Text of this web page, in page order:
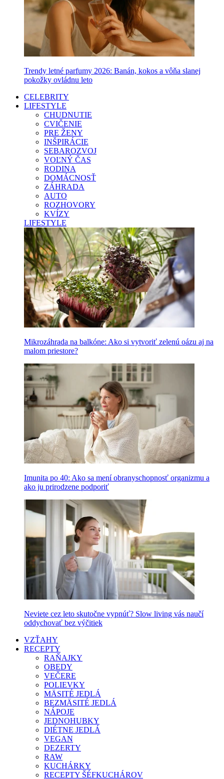
Trendy letné parfumy 2026: Banán, kokos a vôňa slanej
pokožky ovládnu leto
CELEBRITY
LIFESTYLE
CHUDNUTIE
CVIČENIE
PRE ŽENY
INŠPIRÁCIE
SEBAROZVOJ
VOĽNÝ ČAS
RODINA
DOMÁCNOSŤ
ZÁHRADA
AUTO
ROZHOVORY
KVÍZY
LIFESTYLE
Mikrozáhrada na balkóne: Ako si vytvoriť zelenú oázu aj na
malom priestore?
Imunita po 40: Ako sa mení obranyschopnosť organizmu a
ako ju prirodzene podporiť
Neviete cez leto skutočne vypnúť? Slow living vás naučí
oddychovať bez výčitiek
VZŤAHY
RECEPTY
RAŇAJKY
OBEDY
VEČERE
POLIEVKY
MÄSITÉ JEDLÁ
BEZMÄSITÉ JEDLÁ
NÁPOJE
JEDNOHUBKY
DIÉTNE JEDLÁ
VEGAN
DEZERTY
RAW
KUCHÁRKY
RECEPTY ŠÉFKUCHÁROV